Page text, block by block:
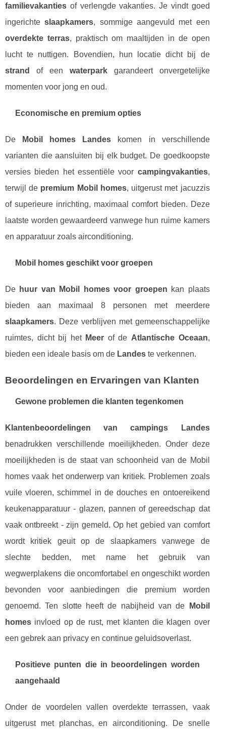
familievakanties of verlengde vakanties. Je vindt goed
ingerichteslaapkamers, sommige aangevuld met een
overdekte terras, praktisch om maaltijden in de open
lucht te nuttigen. Bovendien, hun locatie dicht bij de
strand
of een waterparkgarandeert onvergetelijke
momenten voor jong en oud.
Economische en premium opties
De Mobil homes Landes komen in verschillende
varianten die aansluiten bij elk budget. De goedkoopste
versies bieden het essentiële voor campingvakanties,
terwijl de premium Mobil homes, uitgerust met jacuzzis
of superieure inrichting, maximaal comfort bieden. Deze
laatste worden gewaardeerd vanwege hun ruime kamers
en apparatuur zoals airconditioning.
Mobil homes geschikt voor groepen
De huur van Mobil homes voor groepen kan plaats
bieden aan maximaal 8 personen met meerdere
slaapkamers. Deze verblijven met gemeenschappelijke
ruimtes, dicht bij het Meer of deAtlantische Oceaan,
bieden een ideale basis om de Landes te verkennen.
Beoordelingen en Ervaringen van Klanten
Gewone problemen die klanten tegenkomen
Klantenbeoordelingen van campings Landes
benadrukken verschillende moeilijkheden. Onder deze
moeilijkheden is de staat van schoonheid van de Mobil
homes vaak het onderwerp van kritiek. Problemen zoals
vuile vloeren, schimmel in de douches en ontoereikend
keukenapparatuur - glazen, pannen of gereedschap dat
vaak ontbreekt - zijn gemeld. Op het gebied van comfort
wordt kritiek geuit op de slaapkamers vanwege de
slechte bedden, met name het gebruik van
wegwerplakens die oncomfortabel en ongeschikt worden
bevonden voor aanbiedingen die premium worden
genoemd. Ten slotte heeft de nabijheid van de
Mobil
homes invloed op de rust, met klanten die klagen over
een gebrek aan privacy en continue geluidsoverlast.
Positieve punten die in beoordelingen worden
aangehaald
Onder de voordelen vallen overdekte terrassen, vaak
uitgerust met planchas, en airconditioning. De snelle